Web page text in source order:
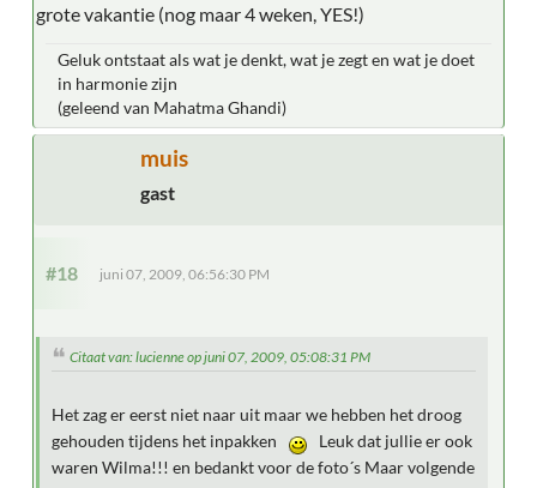
grote vakantie (nog maar 4 weken, YES!)
Geluk ontstaat als wat je denkt, wat je zegt en wat je doet
in harmonie zijn
(geleend van Mahatma Ghandi)
muis
gast
#18 juni 07, 2009, 06:56:30 PM
Citaat van: lucienne op juni 07, 2009, 05:08:31 PM
Het zag er eerst niet naar uit maar we hebben het droog
gehouden tijdens het inpakken
Leuk dat jullie er ook
waren Wilma!!! en bedankt voor de foto´s Maar volgende